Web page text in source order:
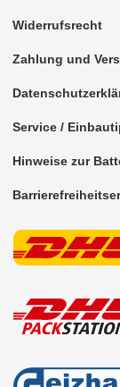
Widerrufsrecht
Zahlung und
Service /
Hinweise zur